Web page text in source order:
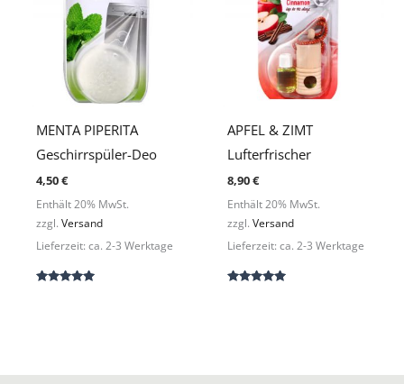
MENTA PIPERITA
Geschirrspüler-Deo
4,50€
Enthält 20% MwSt.
zzgl. Versand
Lieferzeit: ca. 2-3 Werktage
APFEL & ZIMT
Lufterfrischer
8,90€
Enthält 20% MwSt.
zzgl. Versand
Lieferzeit: ca. 2-3 Werktage